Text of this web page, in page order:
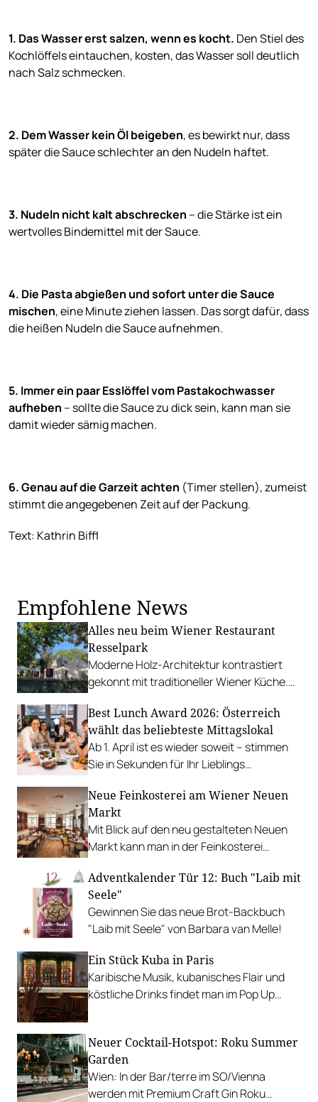
1. Das Wasser erst salzen, wenn es kocht. Den Stiel des
Kochlöffels eintauchen, kosten, das Wasser soll deutlich
nach Salz schmecken.
2. Dem Wasser kein Öl beigeben, es bewirkt nur, dass
später die Sauce schlechter an den Nudeln haftet.
3. Nudeln nicht kalt abschrecken – die Stärke ist ein
wertvolles Bindemittel mit der Sauce.
4. Die Pasta abgießen und sofort unter die Sauce
mischen, eine Minute ziehen lassen. Das sorgt dafür, dass
die heißen Nudeln die Sauce aufnehmen.
5. Immer ein paar Esslöffel vom Pastakochwasser
aufheben – sollte die Sauce zu dick sein, kann man sie
damit wieder sämig machen.
6. Genau auf die Garzeit achten (Timer stellen), zumeist
stimmt die angegebenen Zeit auf der Packung.
Text: Kathrin Biffl
Empfohlene News
Alles neu beim Wiener Restaurant
Resselpark
Moderne Holz-Architektur kontrastiert
gekonnt mit traditioneller Wiener Küche.
versteckter Dachterrasse.
Best Lunch Award 2026: Österreich
wählt das beliebteste Mittagslokal
Ab 1. April ist es wieder soweit – stimmen
Sie in Sekunden für Ihr Lieblings
Favoriten auf die große Bühne.
Neue Feinkosterei am Wiener Neuen
Markt
Mit Blick auf den neu gestalteten Neuen
Markt kann man in der Feinkosterei
genießen.
Adventkalender Tür 12: Buch "Laib mit
Seele"
Gewinnen Sie das neue Brot-Backbuch
"Laib mit Seele" von Barbara van Melle!
Ein Stück Kuba in Paris
Karibische Musik, kubanisches Flair und
köstliche Drinks findet man im Pop Up
Neuer Cocktail-Hotspot: Roku Summer
Garden
Wien: In der Bar/terre im SO/Vienna
werden mit Premium Craft Gin Roku